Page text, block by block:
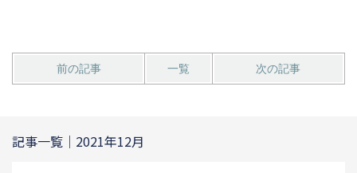
前の記事 一覧 次の記事
記事一覧｜2021年12月